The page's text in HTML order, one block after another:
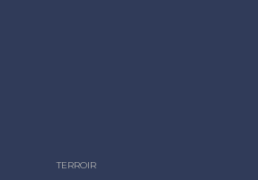
TERROIR